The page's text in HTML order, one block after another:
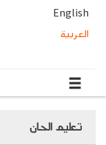
English
العربية
تعليم الحان